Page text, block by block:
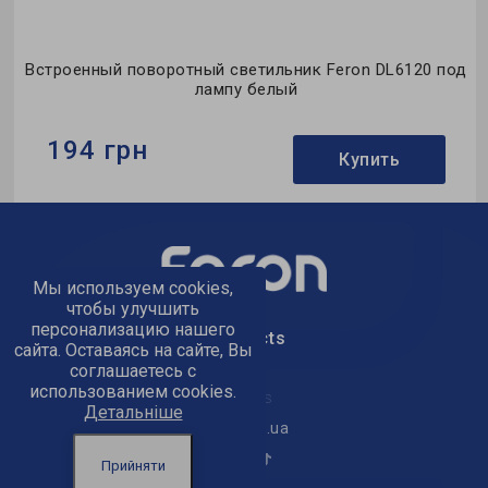
Встроенный поворотный светильник Feron DL6120 под
лампу белый
194 грн Купить
Тип светильника:встроенный
Тип лампы:MR16
text_kontacts
text_golov_ofis
office@feron.ua
Мы используем cookies,
чтобы улучшить
персонализацию нашего
сайта. Оставаясь на сайте, Вы
соглашаетесь с
использованием cookies.
Детальніше
Прийняти